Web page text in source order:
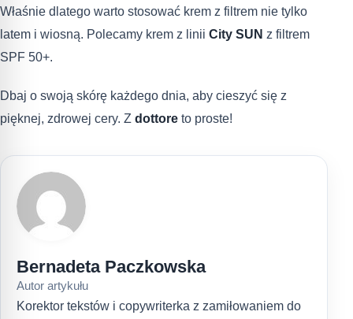
Właśnie dlatego warto stosować krem z filtrem nie tylko
latem i wiosną. Polecamy krem z linii City SUN z filtrem
SPF 50+.
Dbaj o swoją skórę każdego dnia, aby cieszyć się z
pięknej, zdrowej cery. Z dottore to proste!
Bernadeta Paczkowska
Autor artykułu
Korektor tekstów i copywriterka z zamiłowaniem do